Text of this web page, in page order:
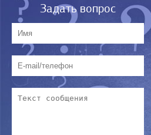
Задать вопрос